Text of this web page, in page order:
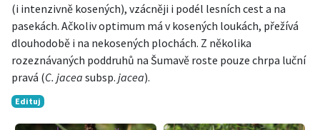
(i intenzivně kosených), vzácněji i podél lesních cest a na
pasekách. Ačkoliv optimum má v kosených loukách, přežívá
dlouhodobě i na nekosených plochách. Z několika
rozeznávaných poddruhů na Šumavě roste pouze chrpa luční
pravá (C. jacea subsp. jacea).
Edituj